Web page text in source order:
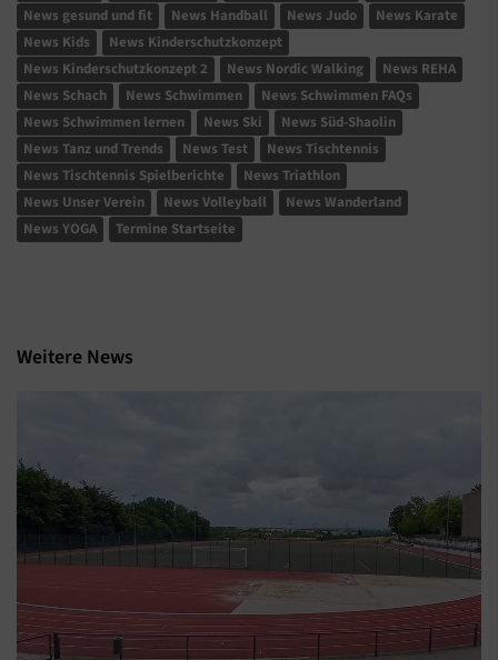
News gesund und fit
News Handball News Judo
News Karate
News Kids
News Kinderschutzkonzept
News Kinderschutzkonzept 2
News Nordic Walking
News REHA
News Schach
News Schwimmen
News Schwimmen FAQs
News Schwimmen lernen
News Ski
News Süd-Shaolin
News Tanz und Trends
News Test
News Tischtennis
News Tischtennis Spielberichte
News Triathlon
News Unser Verein
News Volleyball
News Wanderland
News YOGA
Termine Startseite
Weitere News